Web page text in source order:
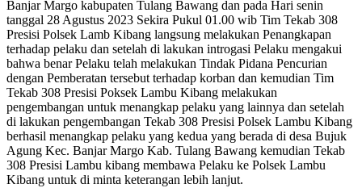
Banjar Margo kabupaten Tulang Bawang dan pada Hari senin
tanggal 28 Agustus 2023 Sekira Pukul 01.00 wib Tim Tekab 308
Presisi Polsek Lamb Kibang langsung melakukan Penangkapan
terhadap pelaku dan setelah di lakukan introgasi Pelaku mengakui
bahwa benar Pelaku telah melakukan Tindak Pidana Pencurian
dengan Pemberatan tersebut terhadap korban dan kemudian Tim
Tekab 308 Presisi Poksek Lambu Kibang melakukan
pengembangan untuk menangkap pelaku yang lainnya dan setelah
di lakukan pengembangan Tekab 308 Presisi Polsek Lambu Kibang
berhasil menangkap pelaku yang kedua yang berada di desa Bujuk
Agung Kec. Banjar Margo Kab. Tulang Bawang kemudian Tekab
308 Presisi Lambu kibang membawa Pelaku ke Polsek Lambu
Kibang untuk di minta keterangan lebih lanjut.